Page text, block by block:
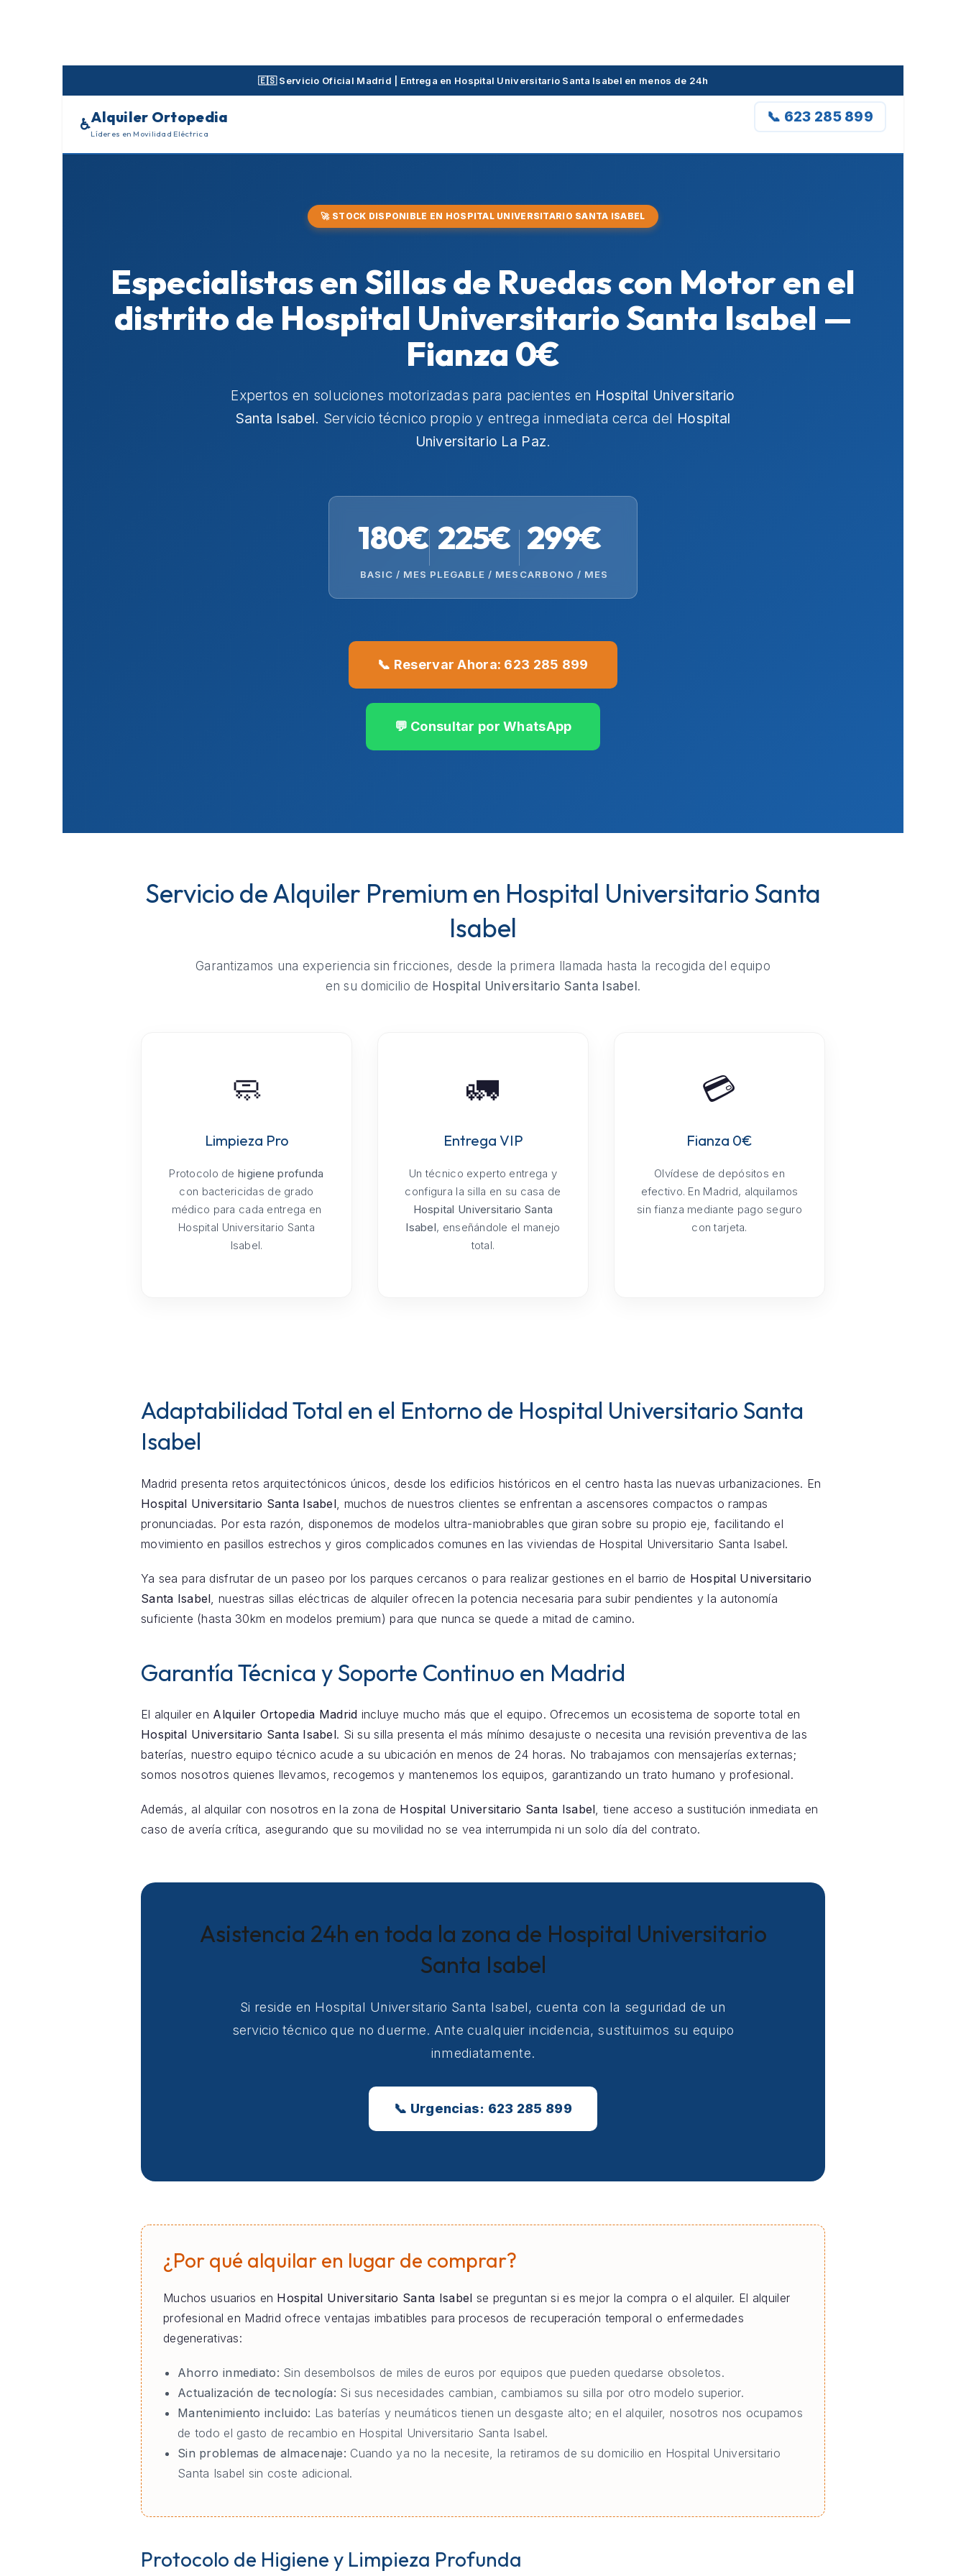
🇪🇸 Servicio Oficial Madrid | Entrega en Hospital Universitario Santa Isabel en menos de 24h
♿Alquiler Ortopedia
Líderes en Movilidad Eléctrica
📞 623 285 899
🚀 STOCK DISPONIBLE EN HOSPITAL UNIVERSITARIO SANTA ISABEL
Especialistas en Sillas de Ruedas con Motor en el
distrito de Hospital Universitario Santa Isabel —
Fianza 0€
Expertos en soluciones motorizadas para pacientes en Hospital Universitario
Santa Isabel. Servicio técnico propio y entrega inmediata cerca del Hospital
Universitario La Paz.
180€
BASIC / MES
225€
PLEGABLE / MES
299€
CARBONO / MES
📞 Reservar Ahora: 623 285 899
💬 Consultar por WhatsApp
Servicio de Alquiler Premium en Hospital Universitario Santa
Isabel
Garantizamos una experiencia sin fricciones, desde la primera llamada hasta la recogida del equipo
en su domicilio de Hospital Universitario Santa Isabel .
🧼
Limpieza Pro
Protocolo dehigiene profunda
con bactericidas de grado
médico para cada entrega en
Hospital Universitario Santa
Isabel.
🚛
Entrega VIP
Un técnico experto entrega y
configura la silla en su casa de
Hospital Universitario Santa
Isabel, enseñándole el manejo
total.
💳
Fianza 0€
Olvídese de depósitos en
efectivo. En Madrid, alquilamos
sin fianza mediante pago seguro
con tarjeta.
Adaptabilidad Total en el Entorno de Hospital Universitario Santa
Isabel
Madrid presenta retos arquitectónicos únicos, desde los edificios históricos en el centro hasta las nuevas urbanizaciones. En
Hospital Universitario Santa Isabel, muchos de nuestros clientes se enfrentan a ascensores compactos o rampas
pronunciadas. Por esta razón, disponemos de modelos ultra-maniobrables que giran sobre su propio eje, facilitando el
movimiento en pasillos estrechos y giros complicados comunes en las viviendas de Hospital Universitario Santa Isabel.
Ya sea para disfrutar de un paseo por los parques cercanos o para realizar gestiones en el barrio de Hospital Universitario
Santa Isabel , nuestras sillas eléctricas de alquiler ofrecen la potencia necesaria para subir pendientes y la autonomía
suficiente (hasta 30km en modelos premium) para que nunca se quede a mitad de camino.
Garantía Técnica y Soporte Continuo en Madrid
El alquiler en Alquiler Ortopedia Madrid incluye mucho más que el equipo. Ofrecemos un ecosistema de soporte total en
Hospital Universitario Santa Isabel. Si su silla presenta el más mínimo desajuste o necesita una revisión preventiva de las
baterías, nuestro equipo técnico acude a su ubicación en menos de 24 horas. No trabajamos con mensajerías externas;
somos nosotros quienes llevamos, recogemos y mantenemos los equipos, garantizando un trato humano y profesional.
Además, al alquilar con nosotros en la zona de Hospital Universitario Santa Isabel, tiene acceso a sustitución inmediata en
caso de avería crítica, asegurando que su movilidad no se vea interrumpida ni un solo día del contrato.
Asistencia 24h en toda la zona de Hospital Universitario
Santa Isabel
Si reside en Hospital Universitario Santa Isabel, cuenta con la seguridad de un
servicio técnico que no duerme. Ante cualquier incidencia, sustituimos su equipo
inmediatamente.
📞 Urgencias: 623 285 899
¿Por qué alquilar en lugar de comprar?
Muchos usuarios en Hospital Universitario Santa Isabel se preguntan si es mejor la compra o el alquiler. El alquiler
profesional en Madrid ofrece ventajas imbatibles para procesos de recuperación temporal o enfermedades
degenerativas:
Ahorro inmediato: Sin desembolsos de miles de euros por equipos que pueden quedarse obsoletos.
Actualización de tecnología: Si sus necesidades cambian, cambiamos su silla por otro modelo superior.
Mantenimiento incluido: Las baterías y neumáticos tienen un desgaste alto; en el alquiler, nosotros nos ocupamos
de todo el gasto de recambio en Hospital Universitario Santa Isabel.
Sin problemas de almacenaje: Cuando ya no la necesite, la retiramos de su domicilio en Hospital Universitario
Santa Isabel sin coste adicional.
Protocolo de Higiene y Limpieza Profunda